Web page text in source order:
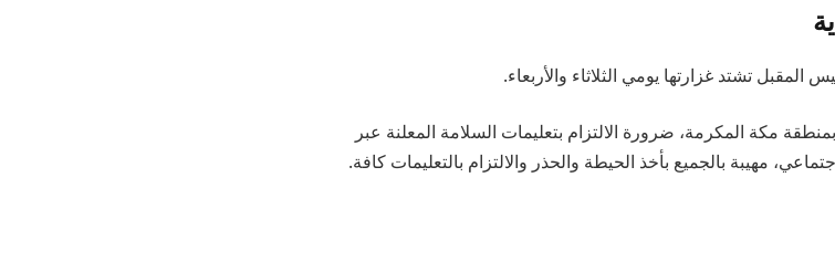
المقبل تشتد غزارتها يومي الثلاثاء والأربعاء.
مكة المكرمة، ضرورة الالتزام بتعليمات السلامة المعلنة عبر
مهيبة بالجميع بأخذ الحيطة والحذر والالتزام بالتعليمات كافة.